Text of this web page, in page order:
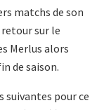
matchs de son
sur le
Merlus alors
de saison.
suivantes pour ce